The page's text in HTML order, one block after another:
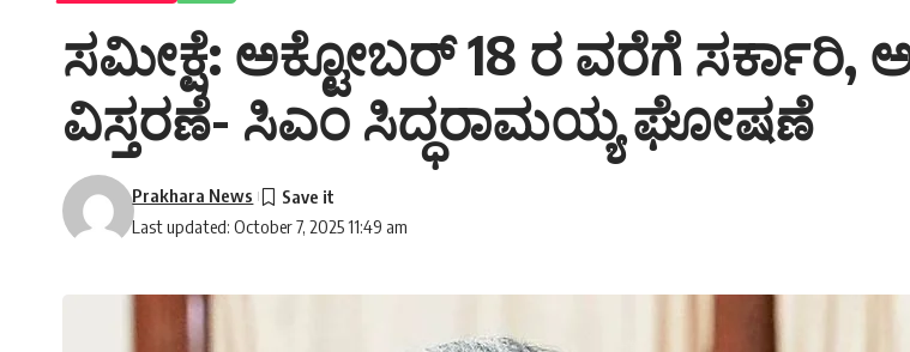
ಸಮೀಕ್ಷೆ: ಅಕ್ಟೋಬರ್ 18 ರ ವರೆಗೆ ಸರ್ಕಾರಿ,
ವಿಸ್ತರಣೆ- ಸಿಎಂ ಸಿದ್ಧರಾಮಯ್ಯ ಘೋಷಣೆ
Last updated: October 7, 2025 11:49 am
Prakhara News